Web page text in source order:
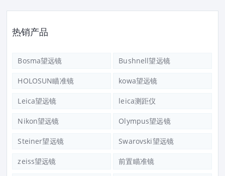
热销产品
Bosma望远镜 Bushnell望远镜
HOLOSUN瞄准镜 kowa望远镜
Leica望远镜 leica测距仪
Nikon望远镜 Olympus望远镜
Steiner望远镜 Swarovski望远镜
zeiss望远镜 前置瞄准镜